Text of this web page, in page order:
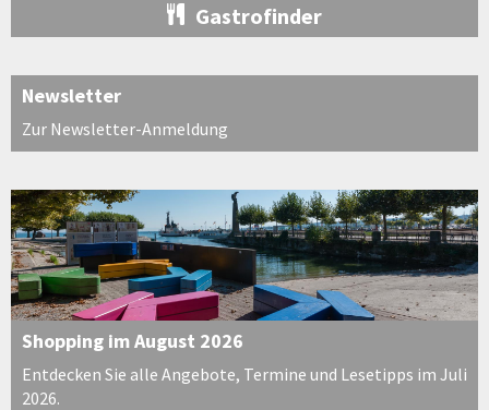
Gastrofinder
Newsletter
Zur Newsletter-Anmeldung
Shopping im August 2026
Entdecken Sie alle Angebote, Termine und Lesetipps im Juli
2026.